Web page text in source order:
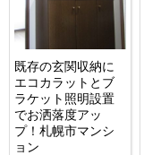
既存の玄関収納に
エコカラットとブ
ラケット照明設置
でお洒落度アッ
プ！札幌市マンシ
ョン